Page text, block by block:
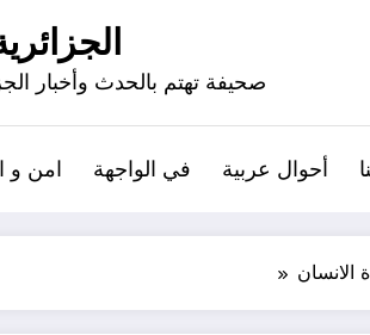
صحيفة تهتم بالحدث وأخبار
أحوال عربية في الواجهة امن و
الانسان